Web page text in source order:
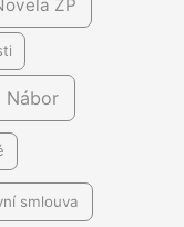
ZP
Nábor
smlouva